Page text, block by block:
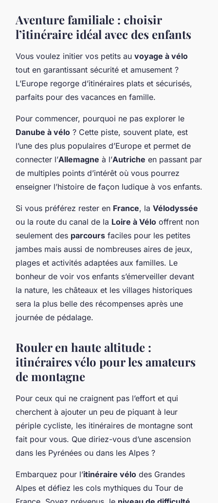
Aventure familiale : choisir
l’itinéraire idéal avec des enfants
Vous voulez initier vos petits au voyage à vélo
tout en garantissant sécurité et amusement ?
L’Europe regorge d’itinéraires plats et sécurisés,
parfaits pour des vacances en famille.
Pour commencer, pourquoi ne pas explorer le
Danube à vélo ? Cette piste, souvent plate, est
l’une des plus populaires d’Europe et permet de
connecter l’Allemagne à l’Autriche en passant par
de multiples points d’intérêt où vous pourrez
enseigner l’histoire de façon ludique à vos enfants.
Si vous préférez rester en France, la Vélodyssée
ou la route du canal de la Loire à Vélo offrent non
seulement des parcours faciles pour les petites
jambes mais aussi de nombreuses aires de jeux,
plages et activités adaptées aux familles. Le
bonheur de voir vos enfants s’émerveiller devant
la nature, les châteaux et les villages historiques
sera la plus belle des récompenses après une
journée de pédalage.
Rouler en hautealtitude :
itinéraires vélo pour les amateurs
de montagne
Pour ceux qui ne craignent pas l’effort et qui
cherchent à ajouter un peu de piquant à leur
périple cycliste, les itinéraires de montagne sont
fait pour vous. Que diriez-vous d’une ascension
dans les Pyrénées ou dans les Alpes ?
Embarquez pour l’itinéraire vélo des Grandes
Alpes et défiez les cols mythiques du Tour de